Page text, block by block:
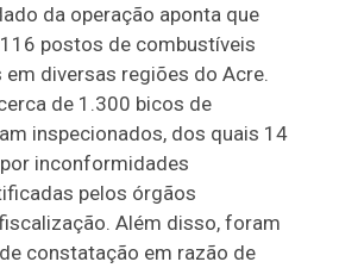
da operação aponta que
postos de combustíveis
diversas regiões do Acre.
de 1.300 bicos de
inspecionados, dos quais 14
inconformidades
pelos órgãos
Além disso, foram
constatação em razão de